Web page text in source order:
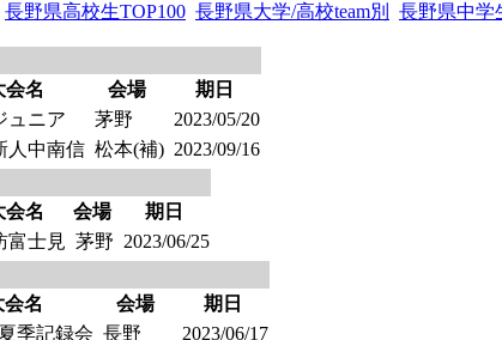
長野県高校生TOP100 長野県大学/高校team別 長野県中学
会名 会場
期日
ュニア 茅野
2023/05/20
人中南信 松本(補) 2023/09/16
会名 会場
期日
富士見 茅野 2023/06/25
会名 会場
期日
季記録会 長野
2023/06/17